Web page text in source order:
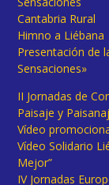
Cantabria Rural
Himno a Liébana
Presentación de
Sensaciones»
II Jornadas de
Paisaje y
Vídeo
Vídeo Solidario
Mejor”
IV Jornadas